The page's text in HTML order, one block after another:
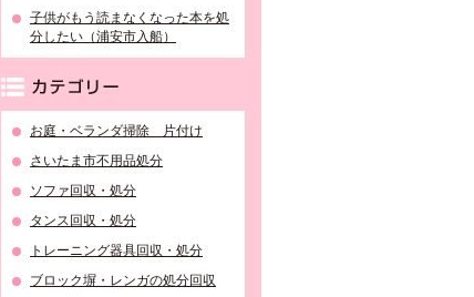
子供がもう読まなくなった本を処
分したい（浦安市入船）
お庭・ベランダ掃除 片付け
さいたま市不用品処分
ソファ回収・処分
タンス回収・処分
トレーニング器具回収・処分
ブロック塀・レンガの処分回収